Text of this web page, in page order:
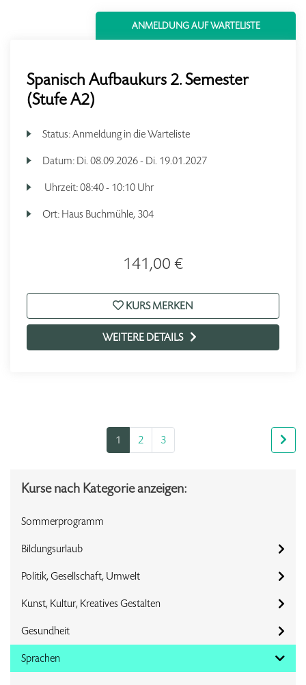
ANMELDUNG AUF WARTELISTE
Spanisch Aufbaukurs 2. Semester
(Stufe A2)
Status:Anmeldung in die Warteliste
Datum: Di. 08.09.2026 - Di. 19.01.2027
Uhrzeit:08:40 - 10:10 Uhr
Ort: Haus Buchmühle, 304
141,00 €
KURS MERKEN
WEITERE DETAILS
1 2 3
Kurse nach Kategorie anzeigen:
Sommerprogramm
Bildungsurlaub
Politik, Gesellschaft, Umwelt
Kunst, Kultur, Kreatives Gestalten
Gesundheit
Sprachen